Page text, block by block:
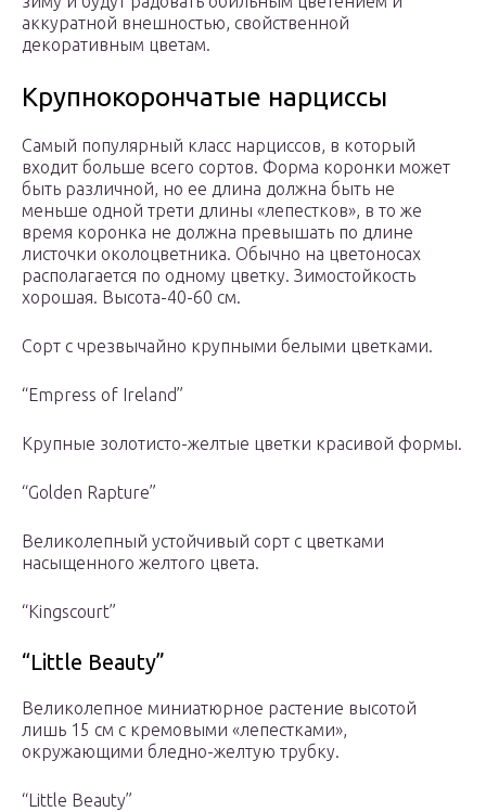
аккуратной внешностью, свойственной
декоративным цветам.
Крупнокорончатые нарциссы
Самый популярный класс нарциссов, в который
входит больше всего сортов. Форма коронки может
быть различной, но ее длина должна быть не
меньше од­ной трети длины «лепестков», в то же
время коронка не должна превышать по длине
листочки околоцветника. Обычно на цветоносах
располагается по одному цветку. Зимостойкость
хоро­шая. Высота-40-60 см.
Сорт с чрезвы­чайно крупными белыми цветками.
“Empress of Ireland”
Крупные золотис­то-желтые цветки красивой формы.
“Golden Rapture”
Великолепный устойчи­вый сорт с цветками
насыщенного жел­того цвета.
“Kingscourt”
“Little Beauty”
Великолеп­ное миниатюрное растение высотой
лишь 15 см с кремовыми «лепестками»,
окружающими бледно-желтую трубку.
“Little Beauty”